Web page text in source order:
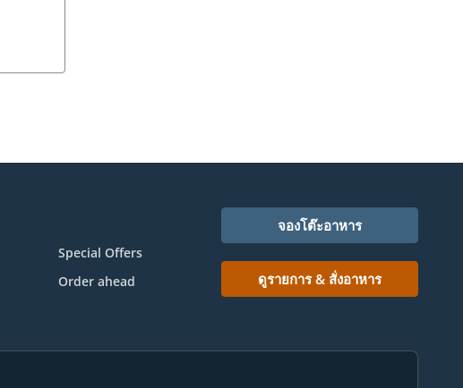
Special Offers
Order ahead
จองโต๊ะอาหาร
ดูรายการ & สั่งอาหาร